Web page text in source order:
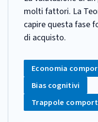
molti fattori. La
capire questa fase
di acquisto.
CATEGORIA:
Tag:
Economia
Tag:
Bias cognitivi
Tag:
Trappole